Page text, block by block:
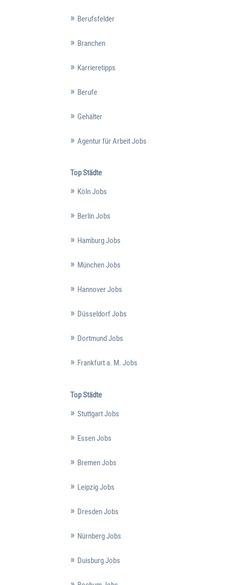
Berufsfelder
Branchen
Karrieretipps
Berufe
Gehälter
Agentur für Arbeit Jobs
Top Städte
Köln Jobs
Berlin Jobs
Hamburg Jobs
München Jobs
Hannover Jobs
Düsseldorf Jobs
Dortmund Jobs
Frankfurt a. M. Jobs
Top Städte
Stuttgart Jobs
Essen Jobs
Bremen Jobs
Leipzig Jobs
Dresden Jobs
Nürnberg Jobs
Duisburg Jobs